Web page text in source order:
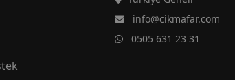
info@cikmafar.com
0505 631 23 31